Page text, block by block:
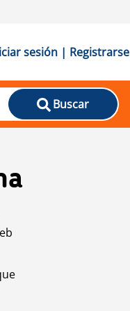
sesión | Registrarse
Buscar